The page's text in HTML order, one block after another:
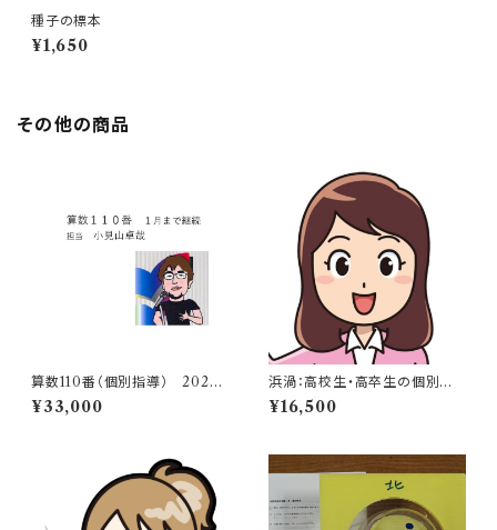
種子の標本
¥1,650
その他の商品
算数110番（個別指導） 2027
年1月まで継続（担当：小見山先
生）
¥33,000
浜渦：高校生・高卒生の個別指
導（数学・化学・物理・英語）
¥16,500